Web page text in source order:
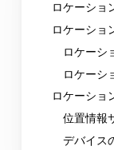
ロケーショ
ロケーショ
ロケーシ
ロケーシ
ロケーショ
位置情報
デバイス